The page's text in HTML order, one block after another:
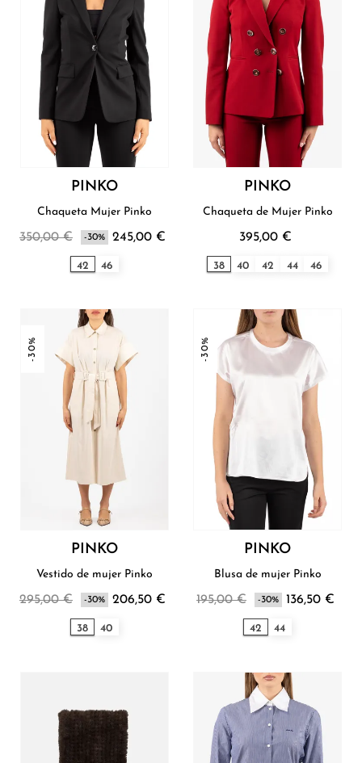
PINKO
Chaqueta Mujer Pinko
350,00 € -30% 245,00 €
42 46
PINKO
Chaqueta de Mujer Pinko
395,00 €
38 40 42 44 46
-30%
PINKO
Vestido de mujer Pinko
295,00 € -30% 206,50 €
38 40
-30%
PINKO
Blusa de mujer Pinko
195,00 € -30% 136,50 €
42 44